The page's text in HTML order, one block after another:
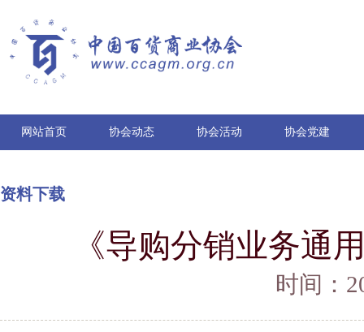
网站首页 协会动态 协会活动 协会党建
资料下载
《导购分销业务通
时间：